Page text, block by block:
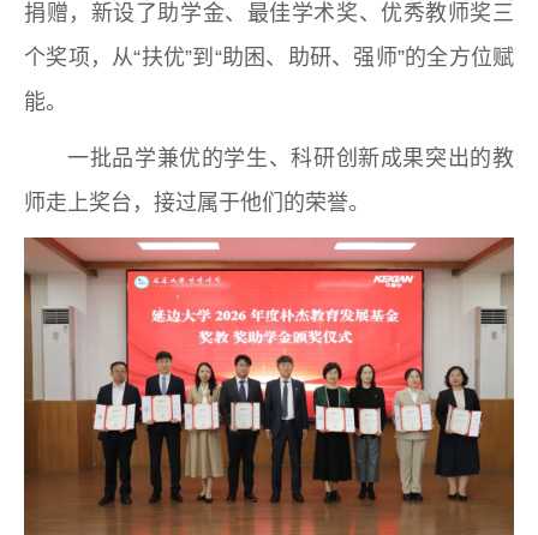
捐赠，新设了助学金、最佳学术奖、优秀教师奖三
个奖项，从“扶优”到“助困、助研、强师”的全方位赋
能。
一批品学兼优的学生、科研创新成果突出的教
师走上奖台，接过属于他们的荣誉。